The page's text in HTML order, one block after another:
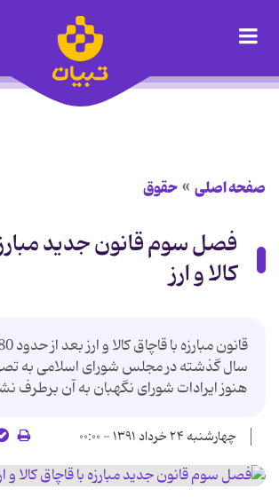
صفحه اصلی حقوق
فصل سوم قانون جدید
کالا و ارز
سال گذشته در مجلس شورای اسلامی به
هنوز ایرادات شورای نگهبان به آن برطرف
چهارشنبه ۲۴ خرداد ۱۳۹۱ - ۰۰:۰۰